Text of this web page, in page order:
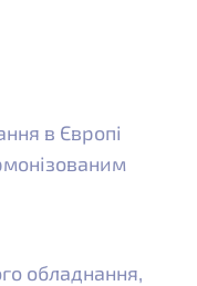
в Європі
обладнання,